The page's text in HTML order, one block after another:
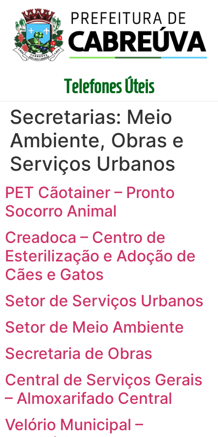
Telefones Úteis
Secretarias: Meio
Ambiente, Obras e
Serviços Urbanos
PET Cãotainer – Pronto
Socorro Animal
Creadoca – Centro de
Esterilização e Adoção de
Cães e Gatos
Setor de Serviços Urbanos
Setor de Meio Ambiente
Secretaria de Obras
Central de Serviços Gerais
– Almoxarifado Central
Velório Municipal –